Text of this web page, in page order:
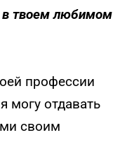
в твоем любимом
профессии
могу отдавать
своим